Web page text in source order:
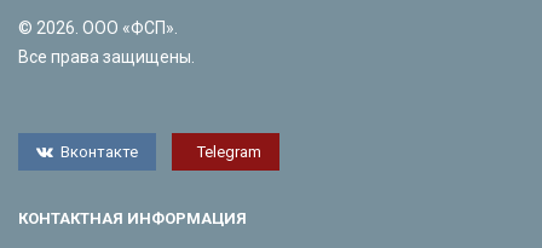
© 2026. ООО «ФСП».
Все права защищены.
Вконтакте Telegram
КОНТАКТНАЯ ИНФОРМАЦИЯ